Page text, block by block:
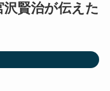
沢賢治が伝えた